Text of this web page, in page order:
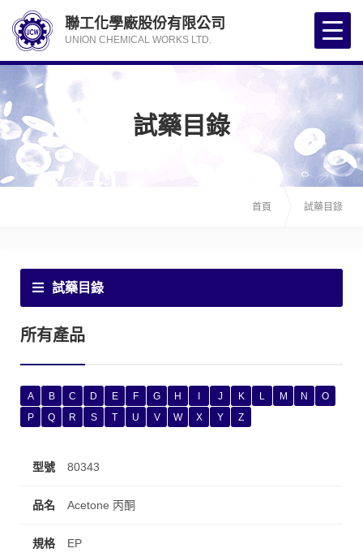
試藥目錄
首頁 試藥目錄
試藥目錄
所有產品
A B C D E F G H J K L M N
O
P
Q R S T U V W X Y Z
80343
Acetone 丙酮
EP
聯工化學廠股份有限公司
UNION CHEMICAL WORKS LTD.